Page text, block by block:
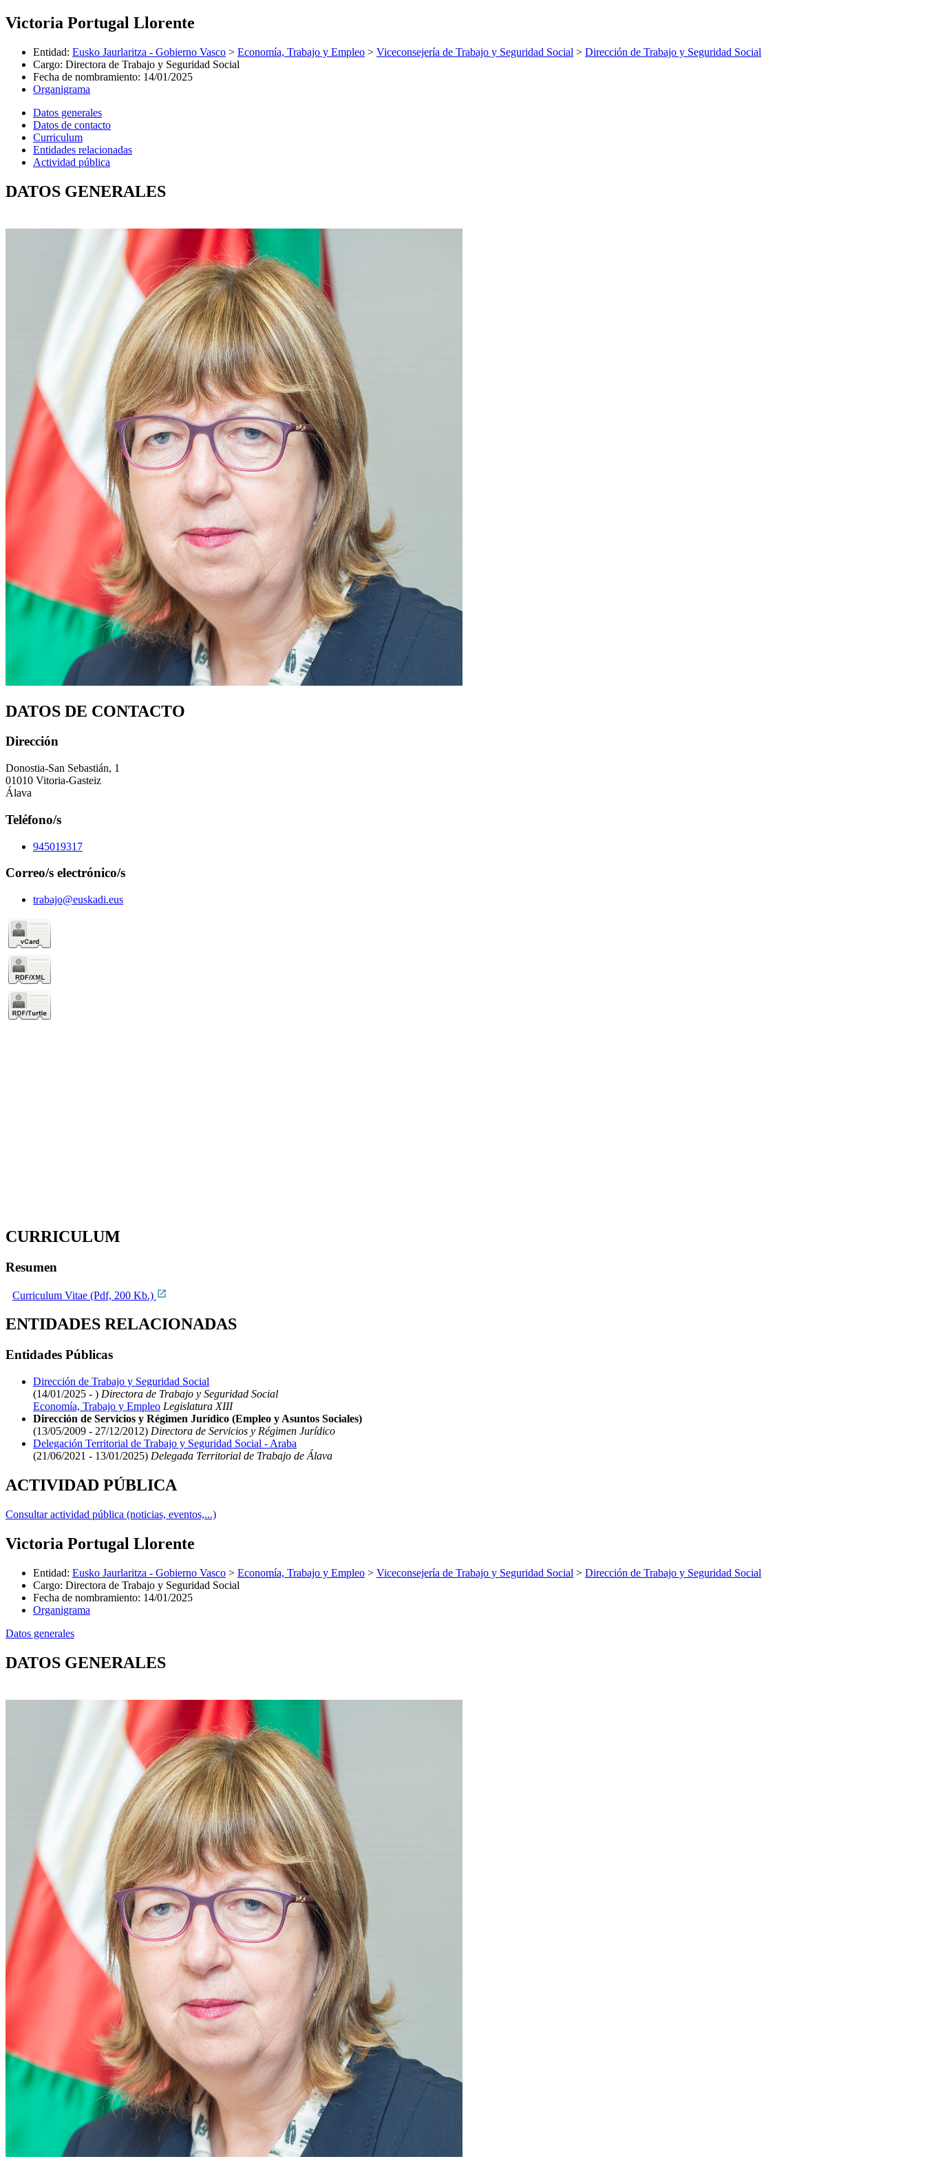
Victoria Portugal Llorente
Entidad: Eusko Jaurlaritza - Gobierno Vasco > Economía, Trabajo y Empleo > Viceconsejería de Trabajo y Seguridad Social > Dirección de Trabajo y Seguridad Social
Cargo: Directora de Trabajo y Seguridad Social
Fecha de nombramiento: 14/01/2025
Organigrama
Datos generales
Datos de contacto
Curriculum
Entidades relacionadas
Actividad pública
DATOS GENERALES
DATOS DE CONTACTO
Dirección
Donostia-San Sebastián, 1
01010 Vitoria-Gasteiz
Álava
Teléfono/s
945019317
Correo/s electrónico/s
trabajo@euskadi.eus
CURRICULUM
Resumen
Curriculum Vitae (Pdf, 200 Kb.)
ENTIDADES RELACIONADAS
Entidades Públicas
Dirección de Trabajo y Seguridad Social
(14/01/2025 - ) Directora de Trabajo y Seguridad Social
Economía, Trabajo y Empleo Legislatura XIII
Dirección de Servicios y Régimen Jurídico (Empleo y Asuntos Sociales)
(13/05/2009 - 27/12/2012) Directora de Servicios y Régimen Jurídico
Delegación Territorial de Trabajo y Seguridad Social - Araba
(21/06/2021 - 13/01/2025) Delegada Territorial de Trabajo de Álava
ACTIVIDAD PÚBLICA
Consultar actividad pública (noticias, eventos,...)
Victoria Portugal Llorente
Entidad: Eusko Jaurlaritza - Gobierno Vasco > Economía, Trabajo y Empleo > Viceconsejería de Trabajo y Seguridad Social > Dirección de Trabajo y Seguridad Social
Cargo: Directora de Trabajo y Seguridad Social
Fecha de nombramiento: 14/01/2025
Organigrama
Datos generales
DATOS GENERALES